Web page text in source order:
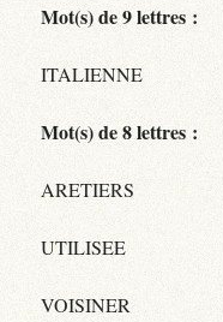
Mot(s) de 9 lettres :
ITALIENNE
Mot(s) de 8 lettres :
ARETIERS
UTILISEE
VOISINER